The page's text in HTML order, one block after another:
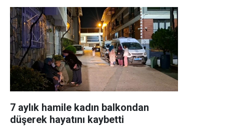
7 aylık hamile kadın balkondan
düşerek hayatını kaybetti